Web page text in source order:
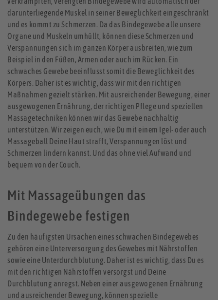
darunterliegende Muskel in seiner Beweglichkeit eingeschränkt
und es kommt zu Schmerzen. Da das Bindegewebe alle unsere
Organe und Muskeln umhüllt, können diese Schmerzen und
Verspannungen sich im ganzen Körper ausbreiten, wie zum
Beispiel in den Füßen, Armen oder auch im Rücken. Ein
schwaches Gewebe beeinflusst somit die Beweglichkeit des
Körpers. Daher ist es wichtig, dass wir mit den richtigen
Maßnahmen gezielt stärken. Mit ausreichender Bewegung, einer
ausgewogenen Ernährung, der richtigen Pflege und speziellen
Massagetechniken können wir das Gewebe nachhaltig
unterstützen. Wir zeigen euch, wie Du mit einem Igel- oder auch
Massageball Deine Haut strafft, Verspannungen löst und
Schmerzen lindern kannst. Und das ohne viel Aufwand und
bequem von der Couch.
Mit Massageübungen das
Bindegewebe festigen
Zu den häufigsten Ursachen eines schwachen Bindegewebes
gehören eine Unterversorgung des Gewebes mit Nährstoffen
sowie eine Unterdurchblutung. Daher ist es wichtig, dass Du es
mit den richtigen Nährstoffen versorgst und Deine
Durchblutung anregst. Neben einer ausgewogenen Ernährung
und ausreichender Bewegung, können spezielle